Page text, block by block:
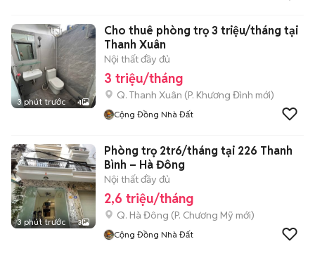
3 phút trước 4
Cho thuê phòng trọ 3 triệu/tháng tại
Thanh Xuân
Nội thất đầy đủ
3 triệu/tháng
Q. Thanh Xuân (P. Khương Đình mới)
Cộng Đồng Nhà Đất
3 phút trước 3
Phòng trọ 2tr6/tháng tại 226 Thanh
Bình – Hà Đông
Nội thất đầy đủ
2,6 triệu/tháng
Q. Hà Đông (P. Chương Mỹ mới)
Cộng Đồng Nhà Đất